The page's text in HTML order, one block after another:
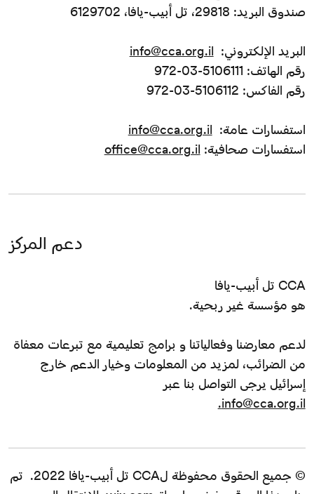
© جميع الحقوق محفوظة لCCA تل أبيب-يافا 2022. تم
صندوق البريد: 29818، تل أبيب-يافا، 6129702
البريد الإلكتروني: info@cca.org.il
رقم الهاتف: 5106111-03-972
رقم الفاكس: 5106112-03-972
استفسارات عامة: info@cca.org.il
استفسارات صحافية: office@cca.org.il
دعم المركز
CCA تل أبيب-يافا
هو مؤسسة غير ربحية.
لدعم معارضنا وفعالياتنا و برامج تعليمية مع تبرعات معفاة
من الضرائب، لمزيد من المعلومات وخيار الدعم خارج
إسرائيل يرجى التواصل بنا عبر
info@cca.org.il.